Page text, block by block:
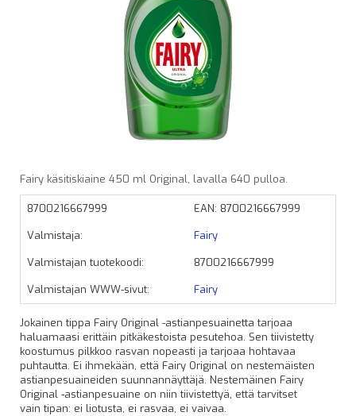
Fairy käsitiskiaine 450 ml Original, lavalla 640 pulloa.
8700216667999
EAN: 8700216667999
Valmistaja:
Fairy
Valmistajan tuotekoodi:
8700216667999
Valmistajan WWW-sivut:
Fairy
Jokainen tippa Fairy Original -astianpesuainetta tarjoaa
haluamaasi erittäin pitkäkestoista pesutehoa. Sen tiivistetty
koostumus pilkkoo rasvan nopeasti ja tarjoaa hohtavaa
puhtautta. Ei ihmekään, että Fairy Original on nestemäisten
astianpesuaineiden suunnannäyttäjä. Nestemäinen Fairy
Original -astianpesuaine on niin tiivistettyä, että tarvitset
vain tipan: ei liotusta, ei rasvaa, ei vaivaa.